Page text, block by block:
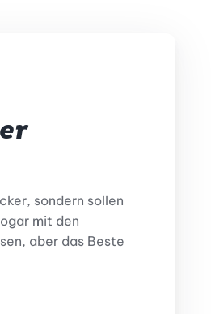
sondern sollen
mit den
aber das Beste